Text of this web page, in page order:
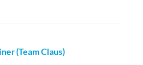
(Team Claus)